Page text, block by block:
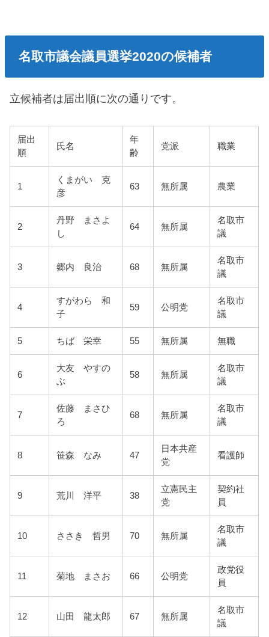
名取市議会議員選挙2020の候補者
立候補者は届出順に次の通りです。
届出
順
氏名
年
齢
党派 職業
1
くまがい 克
彦
63 無所属 農業
2
丹野 まさよ
し
64 無所属
名取市
議
3 郷内 良治 68 無所属
名取市
議
4
すがわら 和
子
59 公明党
名取市
議
5 ちば 栄幸 55 無所属 無職
6
大友 やすの
ぶ
58 無所属
名取市
議
7
佐藤 まさひ
ろ
68 無所属
名取市
議
8 笹森 なみ 47
日本共産
党
看護師
9 荒川 洋平 38
立憲民主
党
契約社
員
10 ささき 哲男 70 無所属
名取市
議
11 菊地 まさお 66 公明党
政党役
員
12 山田 龍太郎 67 無所属
名取市
議